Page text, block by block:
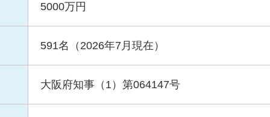
5000万円
591名（2026年7月現在）
大阪府知事（1）第064147号